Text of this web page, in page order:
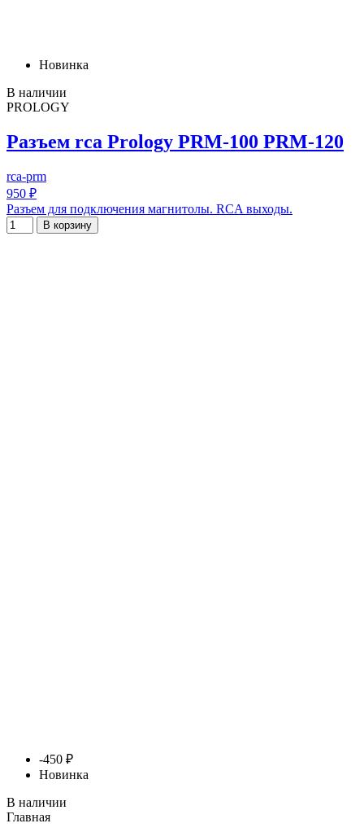
Новинка
В наличии
PROLOGY
Разъем rca Prology PRM-100 PRM-120
rca-prm
950 ₽
Разъем для подключения магнитолы. RCA выходы.
В корзину
-450 ₽
Новинка
В наличии
Главная